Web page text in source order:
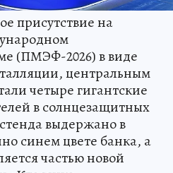
присутствие на
(ПМЭФ-2026) в виде
центральным
четыре гигантские
в солнцезащитных
выдержано в
синем цвете банка, а
частью новой